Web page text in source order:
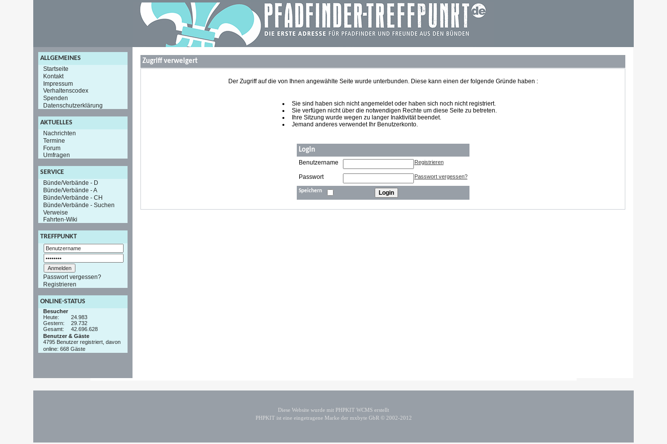
ALLGEMEINES
Startseite
Kontakt
Impressum
Verhaltenscodex
Spenden
Datenschutzerklärung
AKTUELLES
Nachrichten
Termine
Forum
Umfragen
SERVICE
Bünde/Verbände - D
Bünde/Verbände - A
Bünde/Verbände - CH
Bünde/Verbände - Suchen
Verweise
Fahrten-Wiki
TREFFPUNKT
Passwort vergessen?
Registrieren
ONLINE-STATUS
Besucher
Heute:
24.983
Gestern:
29.732
Gesamt:
42.696.628
Benutzer & Gäste
4795 Benutzer registriert, davon
online: 668 Gäste
Zugriff verweigert
Der Zugriff auf die von Ihnen angewählte Seite wurde unterbunden. Diese kann einen der folgende Gründe haben :
Sie sind haben sich nicht angemeldet oder haben sich noch nicht registriert.
Sie verfügen nicht über die notwendigen Rechte um diese Seite zu betreten.
Ihre Sitzung wurde wegen zu langer Inaktivität beendet.
Jemand anderes verwendet Ihr Benutzerkonto.
Login
Benutzername Registrieren
Passwort Passwort vergessen?
Speichern
Diese Website wurde mit PHPKIT WCMS erstellt
PHPKIT ist eine eingetragene Marke der mxbyte GbR © 2002-2012